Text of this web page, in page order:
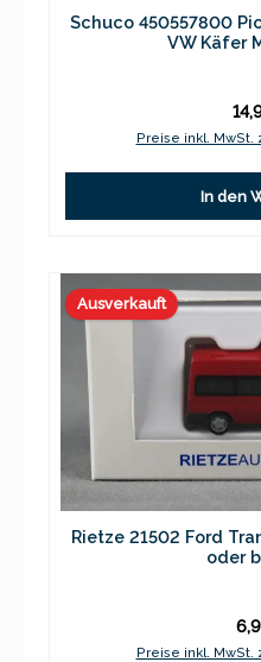
Schuco 450557800
VW Käfer
Preise inkl.
In den
Ausverkauft
Rietze 21502 Ford
oder
Preise inkl.